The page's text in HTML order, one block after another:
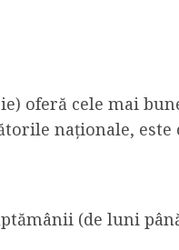
oferă cele mai
naționale,
(de luni